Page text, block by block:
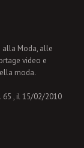
alla Moda, alle
video e
moda.
65 , il 15/02/2010